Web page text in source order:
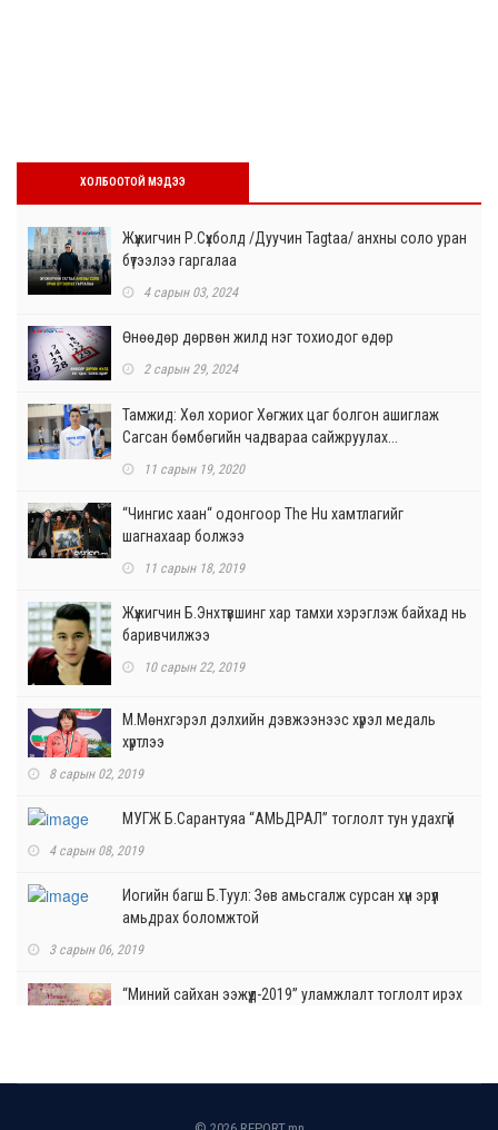
ХОЛБООТОЙ МЭДЭЭ
Жүжигчин Р.Сүхболд /Дуучин Tagtaa/ анхны соло уран
бүтээлээ гаргалаа
4 сарын 03, 2024
Өнөөдөр дөрвөн жилд нэг тохиодог өдөр
2 сарын 29, 2024
Тамжид: Хөл хориог Хөгжих цаг болгон ашиглаж
Сагсан бөмбөгийн чадвараа сайжруулах...
11 сарын 19, 2020
“Чингис хаан“ одонгоор The Hu хамтлагийг
шагнахаар болжээ
11 сарын 18, 2019
Жүжигчин Б.Энхтүвшинг хар тамхи хэрэглэж байхад нь
баривчилжээ
10 сарын 22, 2019
М.Мөнхгэрэл дэлхийн дэвжээнээс хүрэл медаль
хүртлээ
8 сарын 02, 2019
МУГЖ Б.Сарантуяа “АМЬДРАЛ” тоглолт тун удахгүй
4 сарын 08, 2019
Иогийн багш Б.Туул: Зөв амьсгалж сурсан хүн эрүүл
амьдрах боломжтой
3 сарын 06, 2019
“Миний сайхан ээжүүд-2019” уламжлалт тоглолт ирэх
11 сарын 29, 2018